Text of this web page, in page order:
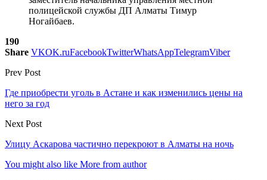
полицейской службы ДП Алматы Тимур
Ногайбаев.
190
Share VKOK.ruFacebookTwitterWhatsAppTelegramViber
Prev Post
Где приобрести уголь в Астане и как изменились цены на
него за год
Next Post
Улицу Аскарова частично перекроют в Алматы на ночь
You might also like More from author